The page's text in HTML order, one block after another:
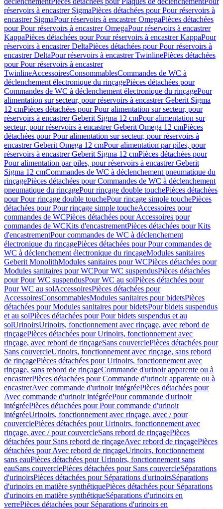
réservoirs à encastrer SigmaPièces détachées pour Pour réservoirs à
encastrer SigmaPour réservoirs à encastrer OmegaPièces détachées
pour Pour réservoirs à encastrer OmegaPour réservoirs à encastrer
KappaPièces détachées pour Pour réservoirs à encastrer KappaPour
réservoirs à encastrer DeltaPièces détachées pour Pour réservoirs à
encastrer DeltaPour réservoirs à encastrer TwinlinePièces détachées
pour Pour réservoirs à encastrer
TwinlineAccessoiresConsommablesCommandes de WC à
déclenchement électronique du rinçagePièces détachées pour
Commandes de WC à déclenchement électronique du rinçagePour
alimentation sur secteur, pour réservoirs à encastrer Geberit Sigma
12 cmPièces détachées pour Pour alimentation sur secteur, pour
réservoirs à encastrer Geberit Sigma 12 cmPour alimentation sur
secteur, pour réservoirs à encastrer Geberit Omega 12 cmPièces
détachées pour Pour alimentation sur secteur, pour réservoirs à
encastrer Geberit Omega 12 cmPour alimentation par piles, pour
réservoirs à encastrer Geberit Sigma 12 cmPièces détachées pour
Pour alimentation par piles, pour réservoirs à encastrer Geberit
Sigma 12 cmCommandes de WC à déclenchement pneumatique du
rinçagePièces détachées pour Commandes de WC à déclenchement
pneumatique du rinçagePour rinçage double touchePièces détachées
pour Pour rinçage double touchePour rinçage simple touchePièces
détachées pour Pour rinçage simple toucheAccessoires pour
commandes de WCPièces détachées pour Accessoires pour
commandes de WCKits d'encastrementPièces détachées pour Kits
d'encastrementPour commandes de WC à déclenchement
électronique du rinçagePièces détachées pour Pour commandes de
WC à déclenchement électronique du rinçageModules sanitaires
Geberit MonolithModules sanitaires pour WCPièces détachées pour
Modules sanitaires pour WCPour WC suspendusPièces détachées
pour Pour WC suspendusPour WC au solPièces détachées pour
Pour WC au solAccessoiresPièces détachées pour
AccessoiresConsommablesModules sanitaires pour bidetsPièces
détachées pour Modules sanitaires pour bidetsPour bidets suspendus
et au solPièces détachées pour Pour bidets suspendus et au
solUrinoirsUrinoirs, fonctionnement avec rinçage, avec rebord de
rinçagePièces détachées pour Urinoirs, fonctionnement avec
rinçage, avec rebord de rinçageSans couverclePièces détachées pour
Sans couvercleUrinoirs, fonctionnement avec rinçage, sans rebord
de rinçagePièces détachées pour Urinoirs, fonctionnement avec
rinçage, sans rebord de rinçageCommande d'urinoir apparente ou à
encastrerPièces détachées pour Commande d'urinoir apparente ou à
encastrerAvec commande d'urinoir intégréePièces détachées pour
Avec commande d'urinoir intégréePour commande d'urinoir
intégréePièces détachées pour Pour commande d'urinoir
intégréeUrinoirs, fonctionnement avec rinçage, avec / pour
couverclePièces détachées pour Urinoirs, fonctionnement avec
rinçage, avec / pour couvercleSans rebord de rinçagePièces
détachées pour Sans rebord de rinçageAvec rebord de rinçagePièces
détachées pour Avec rebord de rinçageUrinoirs, fonctionnement
sans eauPièces détachées pour Urinoirs, fonctionnement sans
eauSans couverclePièces détachées pour Sans couvercleSéparations
d'urinoirsPièces détachées pour Séparations d'urinoirsSéparations
d'urinoirs en matière synthétiquePièces détachées pour Séparations
d'urinoirs en matière synthétiqueSéparations d'urinoirs en
verrePièces détachées pour Séparations d'urinoirs en